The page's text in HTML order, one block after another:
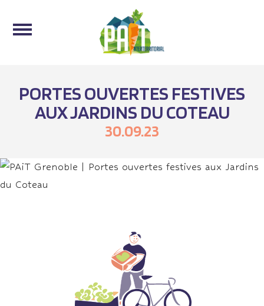
PORTES OUVERTES FESTIVES
AUX JARDINS DU COTEAU
30.09.23